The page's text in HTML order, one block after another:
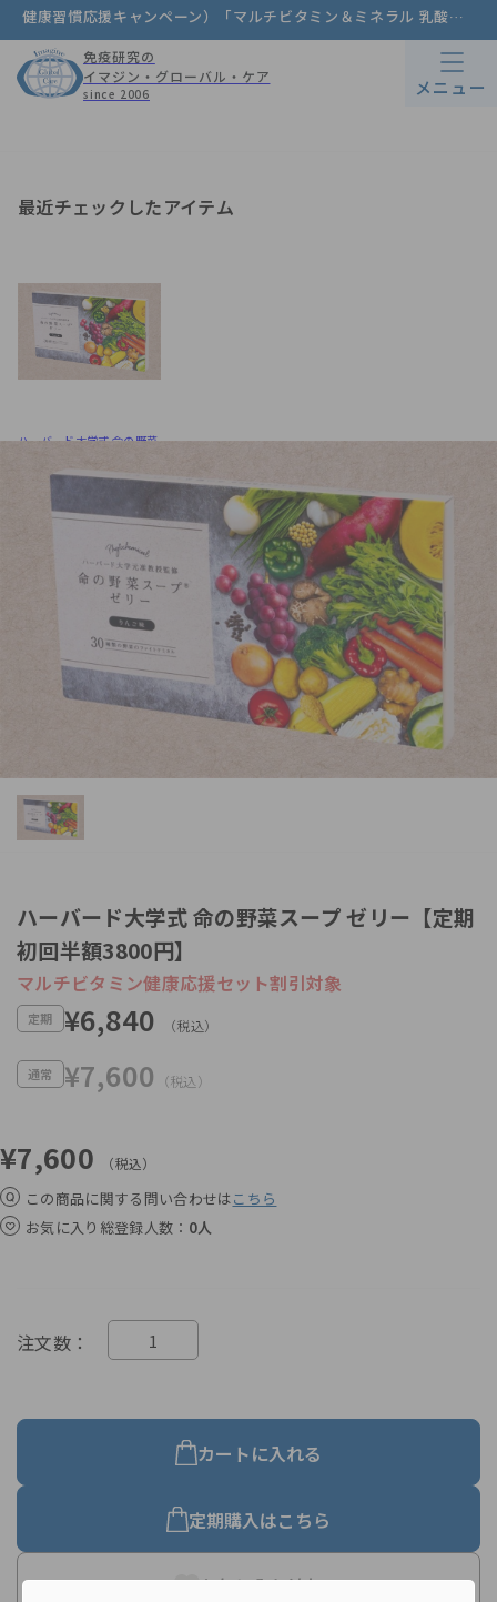
健康習慣応援キャンペーン） 「マルチビタミン＆ミネラル 乳酸菌入り」
免疫研究の
イマジン・グローバル・ケア
since 2006 メニュー
ハーバード大学式 命の野菜スープ ゼリー【定期
初回半額3800円】
マルチビタミン健康応援セット割引対象
定期 ¥6,840 （税込）
通常 ¥7,600 （税込）
¥7,600 （税込）
この商品に関する問い合わせはこちら
お気に入り総登録人数
0人
注文数
カートに入れる
定期購入はこちら
お気に入り追加
最近チェックしたアイテム
ハーバード大学式 命の野菜
額3800円】
¥7,600